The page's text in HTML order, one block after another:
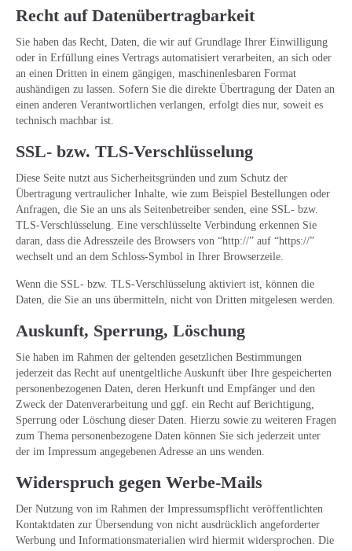
Recht auf Datenübertragbarkeit
Sie haben das Recht, Daten, die wir auf Grundlage Ihrer Einwilligung
oder in Erfüllung eines Vertrags automatisiert verarbeiten, an sich oder
an einen Dritten in einem gängigen, maschinenlesbaren Format
aushändigen zu lassen. Sofern Sie die direkte Übertragung der Daten an
einen anderen Verantwortlichen verlangen, erfolgt dies nur, soweit es
technisch machbar ist.
SSL- bzw. TLS-Verschlüsselung
Diese Seite nutzt aus Sicherheitsgründen und zum Schutz der
Übertragung vertraulicher Inhalte, wie zum Beispiel Bestellungen oder
Anfragen, die Sie an uns als Seitenbetreiber senden, eine SSL- bzw.
TLS-Verschlüsselung. Eine verschlüsselte Verbindung erkennen Sie
daran, dass die Adresszeile des Browsers von “http://” auf “https://”
wechselt und an dem Schloss-Symbol in Ihrer Browserzeile.
Wenn die SSL- bzw. TLS-Verschlüsselung aktiviert ist, können die
Daten, die Sie an uns übermitteln, nicht von Dritten mitgelesen werden.
Auskunft, Sperrung, Löschung
Sie haben im Rahmen der geltenden gesetzlichen Bestimmungen
jederzeit das Recht auf unentgeltliche Auskunft über Ihre gespeicherten
personenbezogenen Daten, deren Herkunft und Empfänger und den
Zweck der Datenverarbeitung und ggf. ein Recht auf Berichtigung,
Sperrung oder Löschung dieser Daten. Hierzu sowie zu weiteren Fragen
zum Thema personenbezogene Daten können Sie sich jederzeit unter
der im Impressum angegebenen Adresse an uns wenden.
Widerspruch gegen Werbe-Mails
Der Nutzung von im Rahmen der Impressumspflicht veröffentlichten
Kontaktdaten zur Übersendung von nicht ausdrücklich angeforderter
Werbung und Informationsmaterialien wird hiermit widersprochen. Die